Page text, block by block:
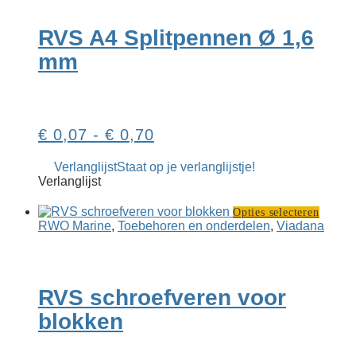
kan
gekozen
RVS A4 Splitpennen Ø 1,6
mm
€ 0,07 - € 0,70
tot
VerlanglijstStaat op je verlanglijstje!
Verlanglijst
Opties selecteren
RWO Marine, Toebehoren en onderdelen, Viadana
RVS schroefveren voor
blokken